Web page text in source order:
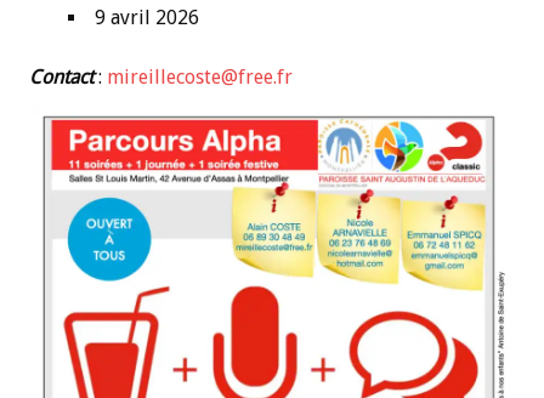
9 avril 2026
Contact : mireillecoste@free.fr